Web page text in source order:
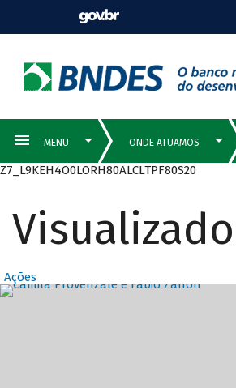
Z7_L9KEH4O0LORH80ALCLTPF80S20
Ações